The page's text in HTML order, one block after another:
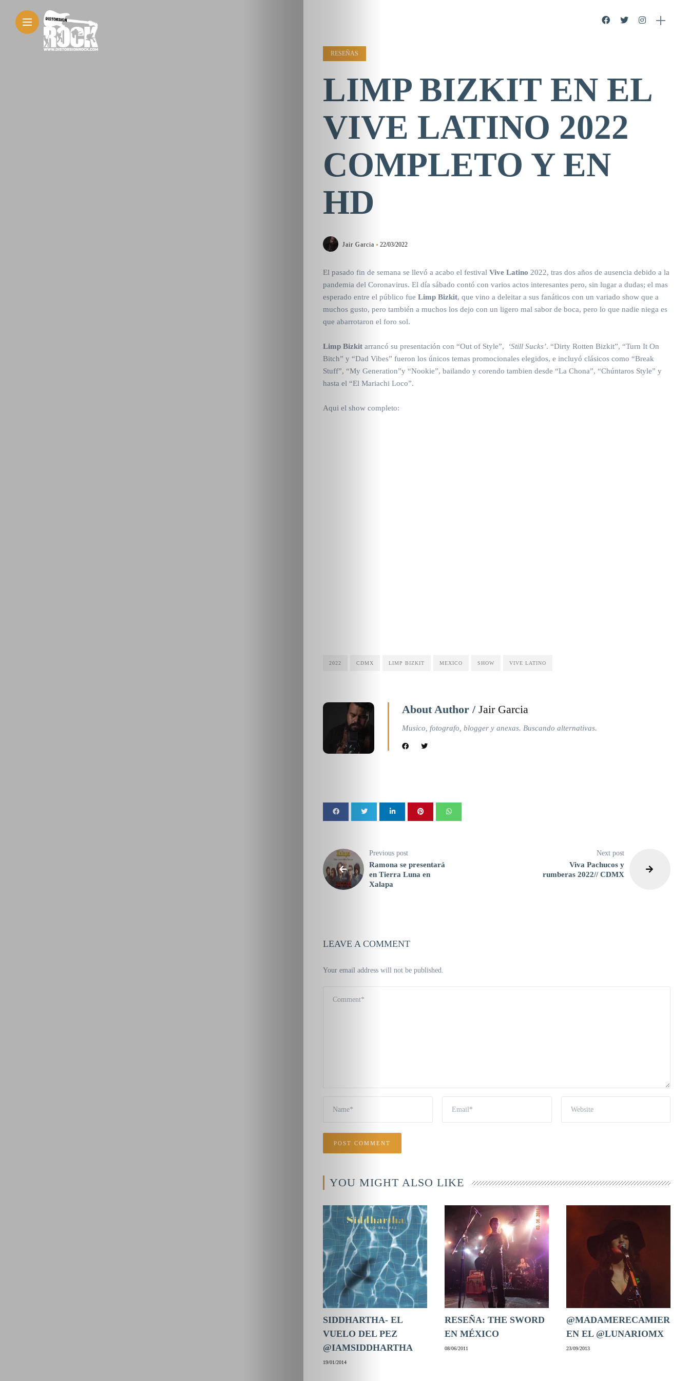
RESEÑAS
LIMP BIZKIT EN EL
VIVE LATINO 2022
COMPLETO Y EN
HD
Jair Garcia 22/03/2022
El pasado fin de semana se llevó a acabo el festival Vive Latino 2022, tras dos años de ausencia debido a la
pandemia del Coronavirus. El día sábado contó con varios actos interesantes pero, sin lugar a dudas; el mas
esperado entre el público fue Limp Bizkit, que vino a deleitar a sus fanáticos con un variado show que a
muchos gusto, pero también a muchos los dejo con un ligero mal sabor de boca, pero lo que nadie niega es
que abarrotaron el foro sol.
Limp Bizkit arrancó su presentación con “Out of Style”, ‘Still Sucks’. “Dirty Rotten Bizkit”, “Turn It On
Bitch” y “Dad Vibes” fueron los únicos temas promocionales elegidos, e incluyó clásicos como “Break
Stuff”, “My Generation”y “Nookie”, bailando y corendo tambien desde “La Chona”, “Chúntaros Style” y
hasta el “El Mariachi Loco”.
Aqui el show completo:
2022 CDMX LIMP BIZKIT MEXICO SHOW VIVE LATINO
About Author / Jair Garcia
Musico, fotografo, blogger y anexas. Buscando alternativas.
Previous post
Ramona se presentará
en Tierra Luna en
Xalapa
Next post
Viva Pachucos y
rumberas 2022// CDMX
LEAVE A COMMENT
Your email address will not be published.
YOU MIGHT ALSO LIKE
SIDDHARTHA- EL
VUELO DEL PEZ
@IAMSIDDHARTHA
19/01/2014
RESEÑA: THE SWORD
EN MÉXICO
08/06/2011
@MADAMERECAMIER
EN EL @LUNARIOMX
23/09/2013